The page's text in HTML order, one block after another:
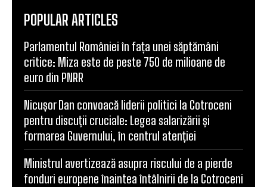
POPULAR ARTICLES
Parlamentul României în fața unei săptămâni
critice: Miza este de peste 750 de milioane de
euro din PNRR
Nicușor Dan convoacă liderii politici la Cotroceni
pentru discuții cruciale: Legea salarizării și
formarea Guvernului, în centrul atenției
Ministrul avertizează asupra riscului de a pierde
fonduri europene înaintea întâlnirii de la Cotroceni